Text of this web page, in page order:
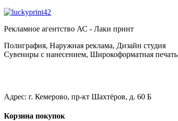
Рекламное агентство АС - Лаки принт
Полиграфия, Наружная реклама, Дизайн студия
Сувениры с нанесением, Широкоформатная печать
Адрес: г. Кемерово, пр-кт Шахтёров, д. 60 Б
Корзина покупок